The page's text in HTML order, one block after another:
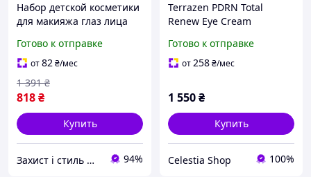
Набор детской косметики
для макияжа глаз лица
IGOODCO MC-10030
Готово к отправке
от82₴/мес
818₴
1 391 ₴
Купить
Захист і стиль — в одному магазині 94%
Terrazen PDRN Total
Renew Eye Cream
крем для зоны вокруг
глаз с полинуклеотидами
Готово к отправке
от258₴/мес
1 550₴
Купить
Celestia Shop 100%